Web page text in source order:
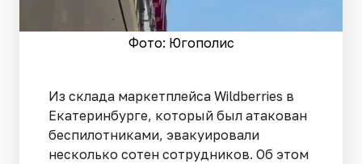
Фото: Югополис
Из склада маркетплейса Wildberries в
Екатеринбурге, который был атакован
беспилотниками, эвакуировали
несколько сотен сотрудников. Об этом